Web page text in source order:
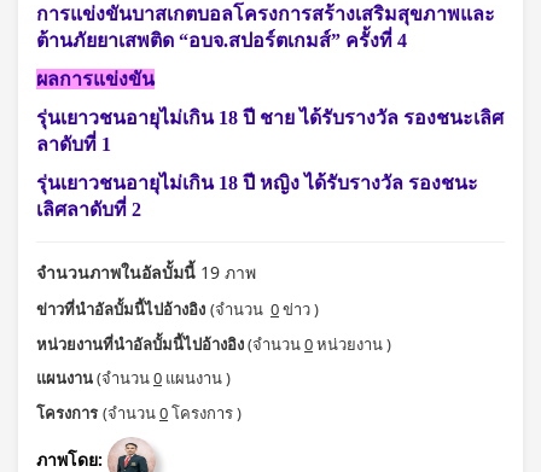
การแข่งขันบาสเกตบอลโครงการสร้างเสริมสุขภาพและ
ต้านภัยยาเสพติด “อบจ.สปอร์ตเกมส์” ครั้งที่ 4
ผลการแข่งขัน
รุ่นเยาวชนอายุไม่เกิน 18 ปี ชาย ได้รับรางวัล รองชนะเลิศ
ลาดับที่ 1
รุ่นเยาวชนอายุไม่เกิน 18 ปี หญิง ได้รับรางวัล รองชนะ
เลิศลาดับที่ 2
จำนวนภาพในอัลบั้มนี้ 19 ภาพ
ข่าวที่นำอัลบั้มนี้ไปอ้างอิง (จำนวน 0ข่าว )
หน่วยงานที่นำอัลบั้มนี้ไปอ้างอิง(จำนวน0หน่วยงาน )
แผนงาน(จำนวน0 แผนงาน )
โครงการ (จำนวน0โครงการ )
ภาพโดย: